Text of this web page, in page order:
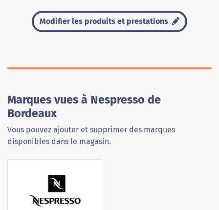
Modifier les produits et prestations
Marques vues à Nespresso de
Bordeaux
Vous pouvez ajouter et supprimer des marques
disponibles dans le magasin.